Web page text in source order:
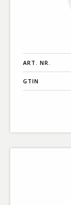
ART. NR.
GTIN